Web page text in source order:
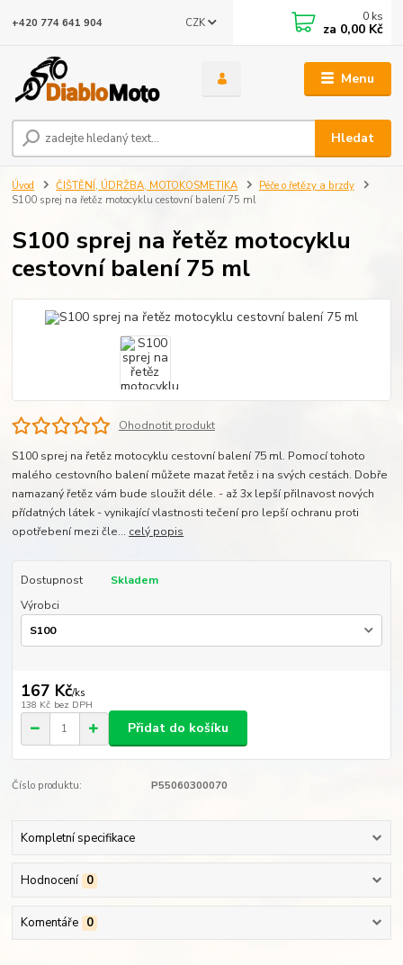
Menu
CZK
Hledat
+420 774 641 904 0 ks
za 0,00 Kč
Úvod ČIŠTĚNÍ, ÚDRŽBA, MOTOKOSMETIKA
Péče o řetězy a brzdy
S100 sprej na řetěz motocyklu cestovní balení 75 ml
S100 sprej na řetěz motocyklu
cestovní balení 75 ml
Ohodnotit produkt
S100 sprej na řetěz motocyklu cestovní balení 75 ml. Pomocí tohoto
malého cestovního balení můžete mazat řetěz i na svých cestách. Dobře
namazaný řetěz vám bude sloužit déle. - až 3x lepší přilnavost nových
přídatných látek - vynikající vlastnosti tečení pro lepší ochranu proti
opotřebení mezi čle... celý popis
Dostupnost
Skladem
Výrobci
167 Kč/ks
138 Kč bez DPH
Přidat do košíku
Číslo produktu: P55060300070
Kompletní specifikace
Hodnocení 0
Komentáře 0